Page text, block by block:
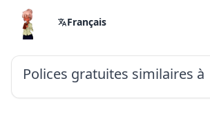
Français
Polices gratuites similaires à